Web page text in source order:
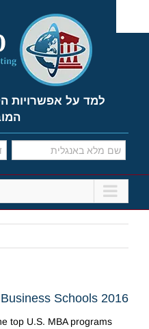
content
Schools 2016
top U.S. MBA programs